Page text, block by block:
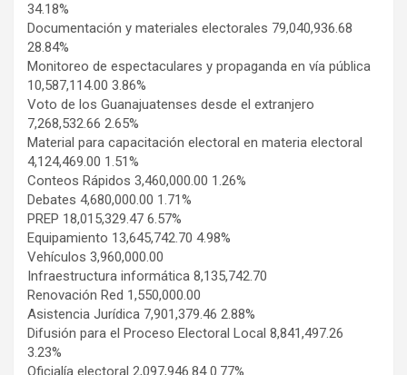
34.18%
Documentación y materiales electorales 79,040,936.68
28.84%
Monitoreo de espectaculares y propaganda en vía pública
10,587,114.00 3.86%
Voto de los Guanajuatenses desde el extranjero
7,268,532.66 2.65%
Material para capacitación electoral en materia electoral
4,124,469.00 1.51%
Conteos Rápidos 3,460,000.00 1.26%
Debates 4,680,000.00 1.71%
PREP 18,015,329.47 6.57%
Equipamiento 13,645,742.70 4.98%
Vehículos 3,960,000.00
Infraestructura informática 8,135,742.70
Renovación Red 1,550,000.00
Asistencia Jurídica 7,901,379.46 2.88%
Difusión para el Proceso Electoral Local 8,841,497.26
3.23%